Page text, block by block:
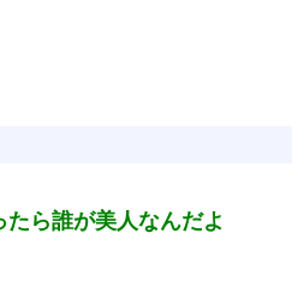
ら誰が美人なんだよ